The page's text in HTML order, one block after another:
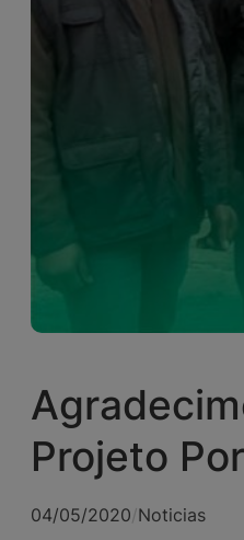
Projeto
04/05/2020/Noticias